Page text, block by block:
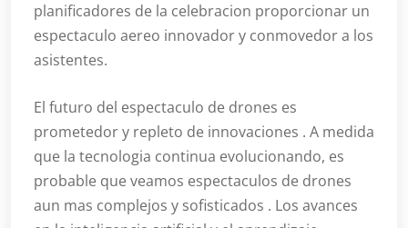
planificadores de la celebracion proporcionar un
espectaculo aereo innovador y conmovedor a los
asistentes.
El futuro del espectaculo de drones es
prometedor y repleto de innovaciones . A medida
que la tecnologia continua evolucionando, es
probable que veamos espectaculos de drones
aun mas complejos y sofisticados . Los avances